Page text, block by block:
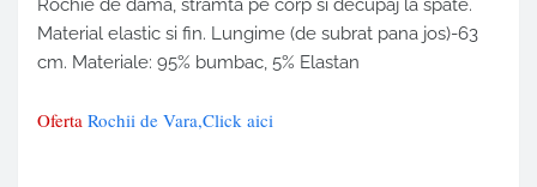
Rochie de dama, stramta pe corp si decupaj la spate.
Material elastic si fin. Lungime (de subrat pana jos)-63
cm. Materiale: 95% bumbac, 5% Elastan
Oferta Rochii de Vara,Click aici